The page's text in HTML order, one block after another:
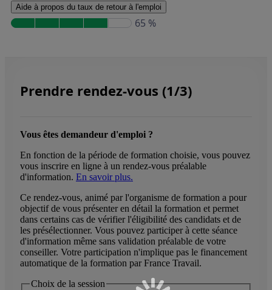
Aide à propos du taux de retour à l'emploi
65 %
Prendre rendez-vous (1/3)
Vous êtes demandeur d'emploi ?
En fonction de la période de formation choisie, vous pouvez
vous inscrire en ligne à un rendez-vous préalable
d'information. En savoir plus.
Ce rendez-vous, animé par l'organisme de formation a pour
objectif de vous présenter en détail la formation et permet
dans certains cas de vérifier l'éligibilité des candidats et de
les présélectionner. Vous pouvez participer à cette séance
d'information même sans validation préalable de votre
conseiller. Votre participation n'implique pas le financement
automatique de la formation par France Travail.
Choix de la session